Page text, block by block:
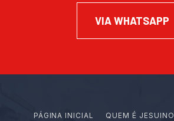
VIA WHATSAPP
PÁGINA INICIAL Q U EM É J ES U I N O